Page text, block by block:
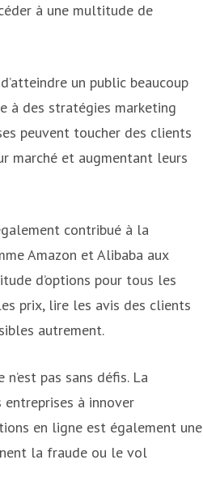
à une multitude de
un public beaucoup
à des stratégies marketing
peuvent toucher des clients
marché et augmentant leurs
contribué à la
Amazon et Alibaba aux
d’options pour tous les
prix, lire les avis des clients
autrement.
pas sans défis. La
à innover
en ligne est également une
la fraude ou le vol